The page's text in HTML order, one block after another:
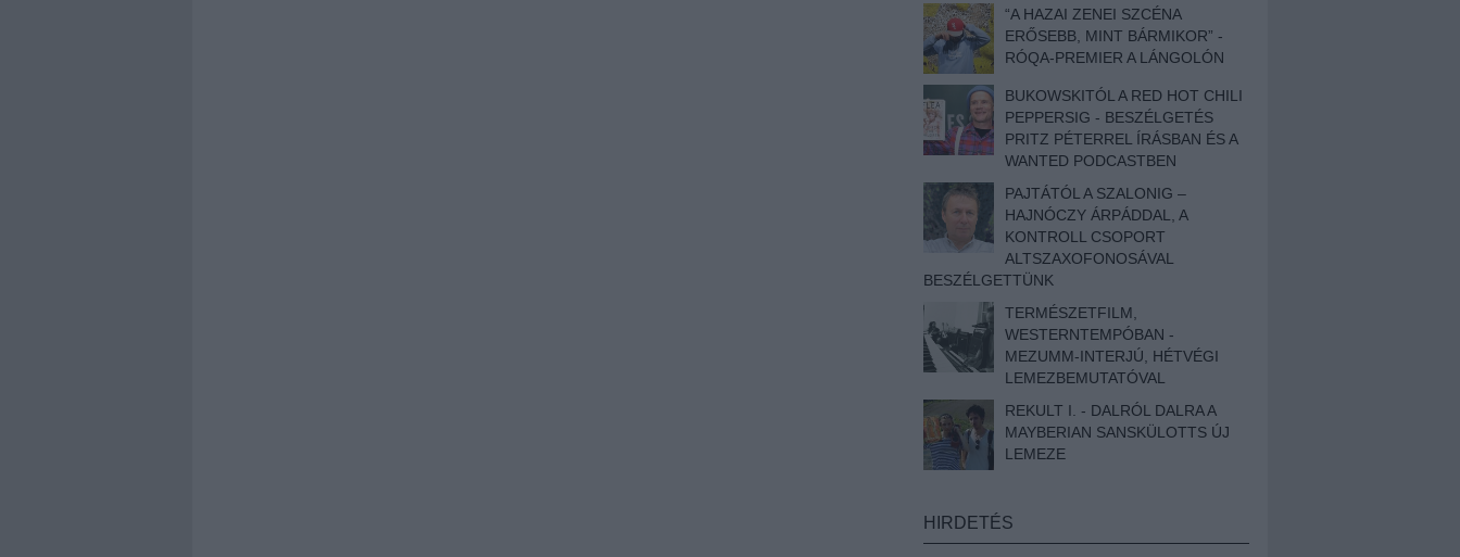
“A HAZAI ZENEI SZCÉNA
ERŐSEBB, MINT BÁRMIKOR” -
RÓQA-PREMIER A LÁNGOLÓN
BUKOWSKITÓL A RED HOT CHILI
PEPPERSIG - BESZÉLGETÉS
PRITZ PÉTERREL ÍRÁSBAN ÉS A
WANTED PODCASTBEN
PAJTÁTÓL A SZALONIG –
HAJNÓCZY ÁRPÁDDAL, A
KONTROLL CSOPORT
ALTSZAXOFONOSÁVAL
BESZÉLGETTÜNK
TERMÉSZETFILM,
WESTERNTEMPÓBAN -
MEZUMM-INTERJÚ, HÉTVÉGI
LEMEZBEMUTATÓVAL
REKULT I. - DALRÓL DALRA A
MAYBERIAN SANSKÜLOTTS ÚJ
LEMEZE
HIRDETÉS